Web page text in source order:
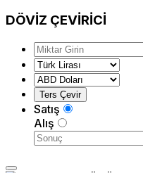
DÖVİZ ÇEVİRİCİ
Satış
Alış